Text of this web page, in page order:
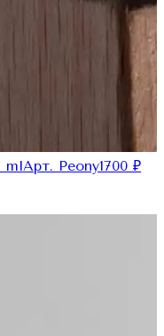
mlАрт. Peony1700 ₽